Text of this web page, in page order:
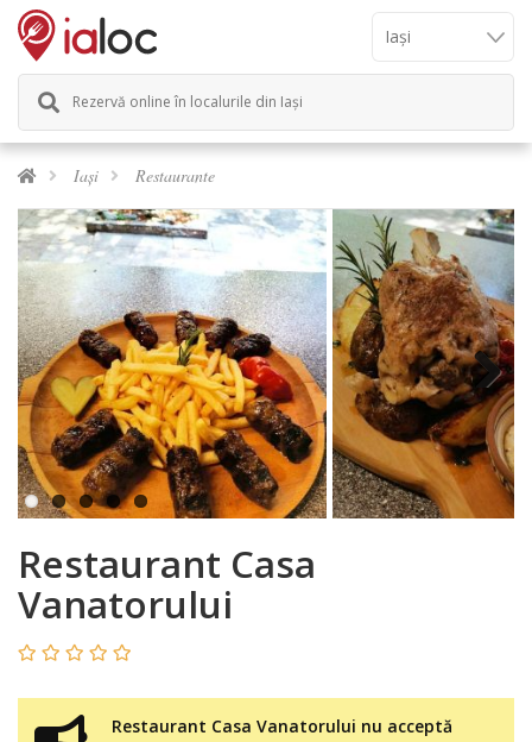
Rezervă online în localurile din Iași
Iași Restaurante
Next
Restaurant Casa
Vanatorului
Restaurant Casa Vanatorului nu acceptă